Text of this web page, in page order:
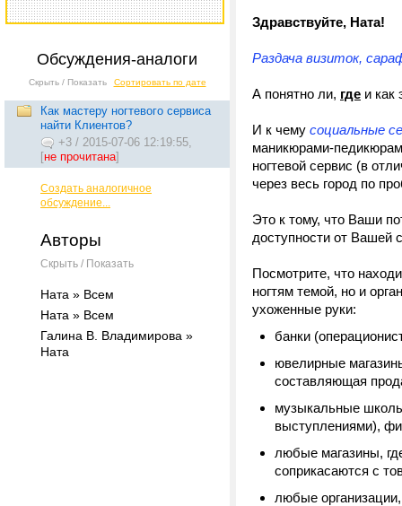
Обсуждения-аналоги
Скрыть / Показать Сортировать по дате
Как мастеру ногтевого сервиса
найти Клиентов?
+3 / 2015-07-06 12:19:55,
[не прочитана]
Создать аналогичное
обсуждение...
Авторы
Скрыть / Показать
Ната » Всем
Ната » Всем
Галина В. Владимирова »
Ната
Здравствуйте, Ната!
Раздача визиток,
А понятно ли, где и как
И к чему социальные
маникюрами-
ногтевой сервис (в
через весь город по
Это к тому, что Ваши
доступности от Вашей
Посмотрите, что
ногтям темой, но и
ухоженные руки:
банки
ювелирные
составляющая
музыкальные
выступлениями),
любые магазины,
соприкасаются с
любые